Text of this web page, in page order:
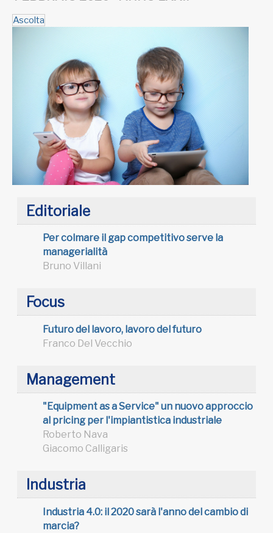
Ascolta
Editoriale
Per colmare il gap competitivo serve la
managerialità
Bruno Villani
Focus
Futuro del lavoro, lavoro del futuro
Franco Del Vecchio
Management
"Equipment as a Service" un nuovo approccio
al pricing per l'impiantistica industriale
Roberto Nava
Giacomo Calligaris
Industria
Industria 4.0: il 2020 sarà l'anno del cambio di
marcia?